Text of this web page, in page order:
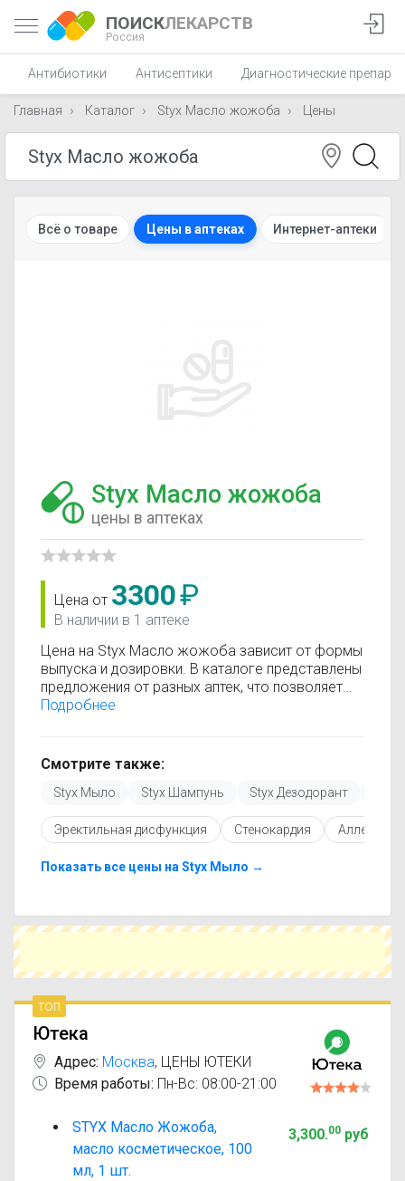
ПОИСКЛЕКАРСТВ
Россия
Антибиотики Антисептики Диагностические
Главная Каталог Styx Масло жожоба Цены
Всё о товаре Цены в аптеках Интернет-аптеки
Styx Масло жожоба
цены в аптеках
Цена от 3300₽
В наличии в 1 аптеке
Цена на Styx Масло жожоба зависит от формы
выпуска и дозировки. В каталоге представлены
предложения от разных аптек, что позволяет
быстро найти, где купить Styx Масло жожоба
только актуальные данные.
Перед покупкой рекомендуется ознакомиться с
инструкцией по применению, показаниями и
противопоказаниями. При необходимости вы
можете подобрать аналоги Styx Масло
или более доступной ценой.
сравните предложения. Это поможет
Подробнее
Смотрите также:
Styx Мыло Styx Шампунь Styx Дезодорант
Эректильная дисфункция Стенокардия
Показать все цены на Styx Мыло →
топ
Ютека
Адрес: Москва, ЦЕНЫ ЮТЕКИ
Время работы: Пн-Вс: 08:00-21:00
STYX Масло Жожоба,
масло косметическое, 100
мл, 1 шт.
3,300.00руб